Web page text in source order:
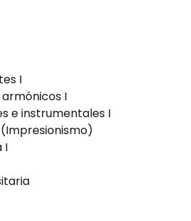
I
I
e instrumentales I
I